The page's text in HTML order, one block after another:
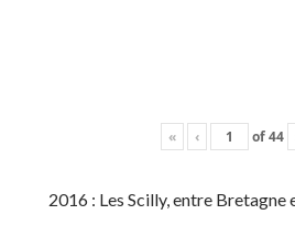
« ‹ of44
2016 : Les Scilly, entre Bretagne